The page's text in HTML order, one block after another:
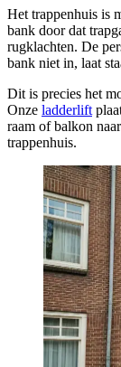
Het trappenhuis is
bank door dat
rugklachten. De
bank niet in, laat
Dit is precies het
Onze ladderlift
raam of balkon
trappenhuis.